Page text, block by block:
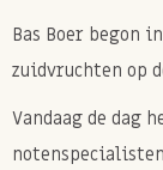
Bas Boer begon
zuidvruchten op
Vandaag de dag